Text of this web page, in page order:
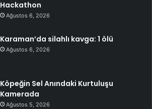
Hackathon
Ağustos 6, 2026
Karaman’da silahlı kavga: 1 ölü
Ağustos 6, 2026
Köpeğin Sel Anındaki Kurtuluşu
Kamerada
Ağustos 5, 2026